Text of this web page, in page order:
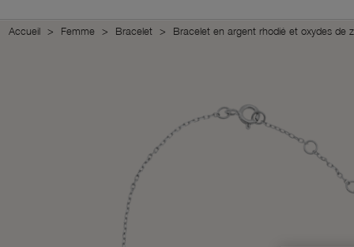
Accueil Femme Bracelet Bracelet en argent rhodié et oxydes de